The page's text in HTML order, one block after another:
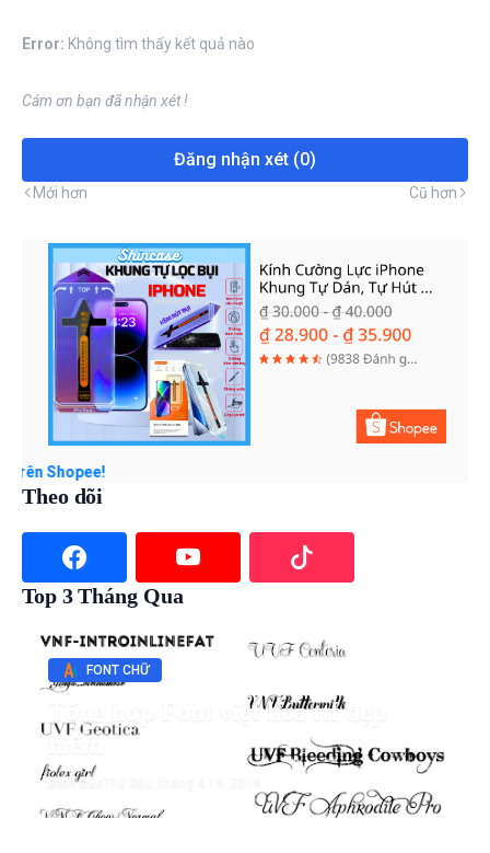
Error: Không tìm thấy kết quả nào
Cám ơn bạn đã nhận xét !
Đăng nhận xét (0)
Mới hơn Cũ hơn
Theo dõi
Top 3 Tháng Qua
FONT CHỮ
Tổng hợp Font việt hóa ttf đẹp
hiếm
Đình Đức